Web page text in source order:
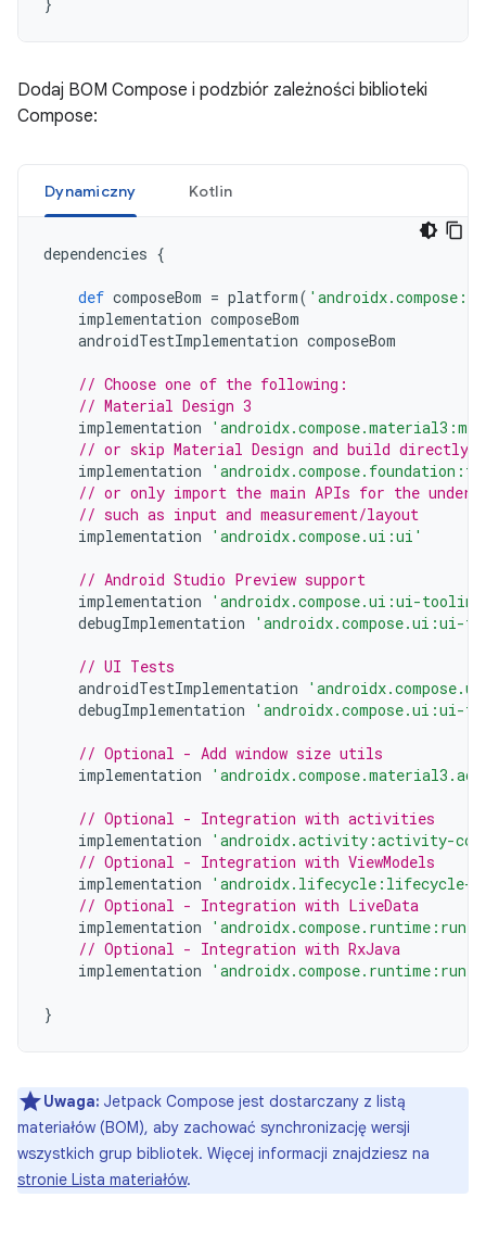
Dodaj BOM Compose i podzbiór zależności biblioteki
Compose:
Dynamiczny Kotlin
dependencies {
def composeBom = platform(
implementation composeBom
androidTestImplementation composeBom
// Choose one of the following:
// Material Design 3
implementation
// or skip Material Design and build directly
implementation
// or only import the main APIs for the
// such as input and measurement/layout
implementation
'androidx.compose.ui:ui'
// Android Studio Preview support
implementation
'androidx.compose.ui:ui-
debugImplementation
'androidx.compose.ui:ui-
// UI Tests
androidTestImplementation
debugImplementation
'androidx.compose.ui:ui-
// Optional - Add window size utils
implementation
// Optional - Integration with activities
implementation
'androidx.activity:activity-
// Optional - Integration with ViewModels
implementation
'androidx.lifecycle:lifecycle-
// Optional - Integration with LiveData
implementation
// Optional - Integration with RxJava
implementation
}
Uwaga: Jetpack Compose jest dostarczany z listą
materiałów (BOM), aby zachować synchronizację wersji
wszystkich grup bibliotek. Więcej informacji znajdziesz na
stronie Lista materiałów.